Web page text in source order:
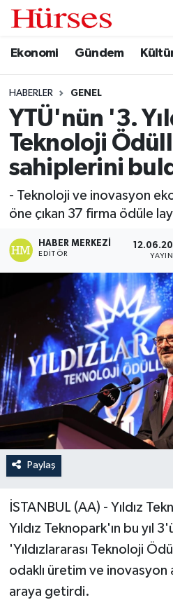
Ekonomi Gündem
HABERLER GENEL
YTÜ'nün '3.
Teknoloji
sahiplerini
- Teknoloji ve inovasyon
öne çıkan 37 firma ödüle
HABER MERKEZI
EDITÖR
Paylaş
İSTANBUL (AA) - Yıldız
Yıldız Teknopark'ın bu yıl
'Yıldızlararası Teknoloji
odaklı üretim ve inovasyon
araya getirdi.
Ekonomi
Gündem
Kültür & Sanat
Politika
Spor
Hava Durumu
Trafik Durumu
Süper Lig Puan Durumu
Tüm Manşetler
Son Dakika Haberleri